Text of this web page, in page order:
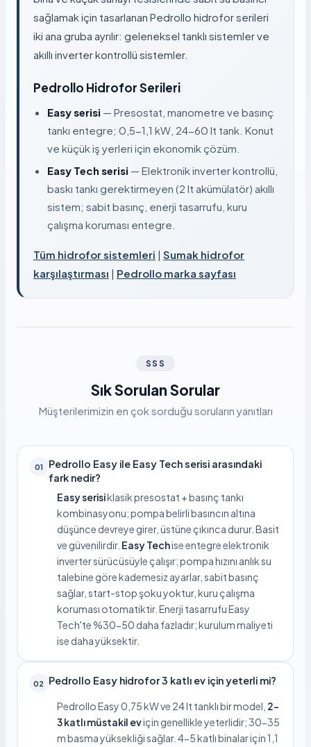
sağlamak için tasarlanan Pedrollo hidrofor serileri
iki ana gruba ayrılır: geleneksel tanklı sistemler ve
akıllı inverter kontrollü sistemler.
Pedrollo Hidrofor Serileri
Easy serisi — Presostat, manometre ve basınç
tankı entegre; 0,5-1,1 kW, 24-60 lt tank. Konut
ve küçük iş yerleri için ekonomik çözüm.
Easy Tech serisi — Elektronik inverter kontrollü,
baskı tankı gerektirmeyen (2 lt akümülatör) akıllı
sistem; sabit basınç, enerji tasarrufu, kuru
çalışma koruması entegre.
Tüm hidrofor sistemleri | Sumak hidrofor
karşılaştırması | Pedrollo marka sayfası
SSS
Sık Sorulan Sorular
Müşterilerimizin en çok sorduğu soruların yanıtları
01
Pedrollo Easy ile Easy Tech serisi arasındaki
fark nedir?
Easy serisiklasik presostat + basınç tankı
kombinasyonu; pompa belirli basıncın altına
düşünce devreye girer, üstüne çıkınca durur. Basit
ve güvenilirdir. Easy Techise entegre elektronik
inverter sürücüsüyle çalışır; pompa hızını anlık su
talebine göre kademesiz ayarlar, sabit basınç
sağlar, start-stop şoku yoktur, kuru çalışma
koruması otomatiktir. Enerji tasarrufu Easy
Tech'te %30-50 daha fazladır; kurulum maliyeti
ise daha yüksektir.
02 Pedrollo Easy hidrofor 3 katlı ev için yeterli mi?
Pedrollo Easy 0,75 kW ve 24 lt tanklı bir model, 2-
3 katlı müstakil eviçin genellikle yeterlidir; 30-35
m basma yüksekliği sağlar. 4-5 katlı binalar için 1,1